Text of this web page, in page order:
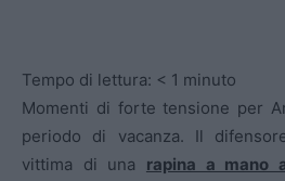
Tempo di lettura: < 1 minuto
Momenti di forte tensione per
periodo di vacanza. Il
vittima di una rapina a mano